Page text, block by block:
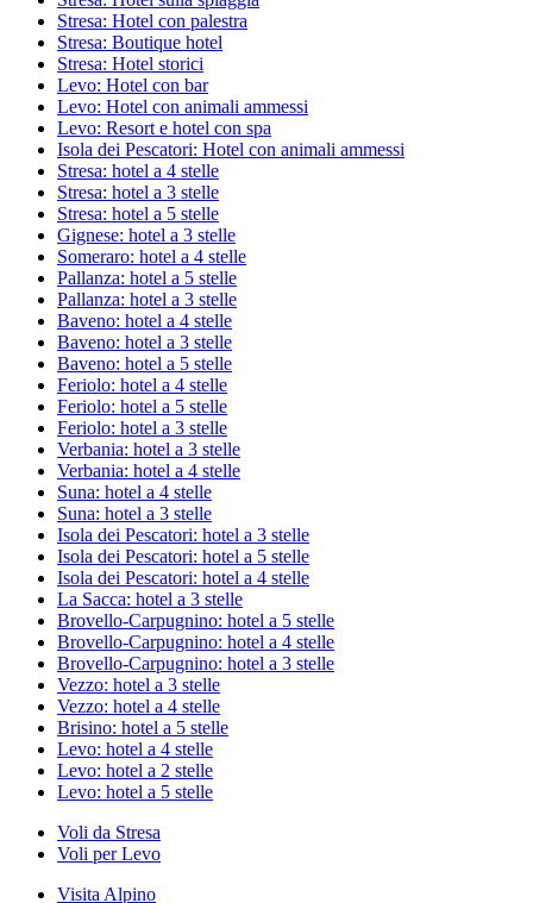
Stresa: Hotel con palestra
Stresa: Boutique hotel
Stresa: Hotel storici
Levo: Hotel con bar
Levo: Hotel con animali ammessi
Levo: Resort e hotel con spa
Isola dei Pescatori: Hotel con animali ammessi
Stresa: hotel a 4 stelle
Stresa: hotel a 3 stelle
Stresa: hotel a 5 stelle
Gignese: hotel a 3 stelle
Someraro: hotel a 4 stelle
Pallanza: hotel a 5 stelle
Pallanza: hotel a 3 stelle
Baveno: hotel a 4 stelle
Baveno: hotel a 3 stelle
Baveno: hotel a 5 stelle
Feriolo: hotel a 4 stelle
Feriolo: hotel a 5 stelle
Feriolo: hotel a 3 stelle
Verbania: hotel a 3 stelle
Verbania: hotel a 4 stelle
Suna: hotel a 4 stelle
Suna: hotel a 3 stelle
Isola dei Pescatori: hotel a 3 stelle
Isola dei Pescatori: hotel a 5 stelle
Isola dei Pescatori: hotel a 4 stelle
La Sacca: hotel a 3 stelle
Brovello-Carpugnino: hotel a 5 stelle
Brovello-Carpugnino: hotel a 4 stelle
Brovello-Carpugnino: hotel a 3 stelle
Vezzo: hotel a 3 stelle
Vezzo: hotel a 4 stelle
Brisino: hotel a 5 stelle
Levo: hotel a 4 stelle
Levo: hotel a 2 stelle
Levo: hotel a 5 stelle
Voli da Stresa
Voli per Levo
Visita Alpino